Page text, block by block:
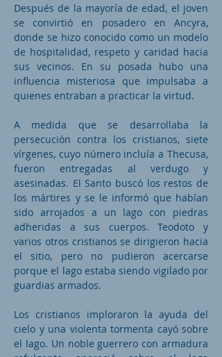
Después de la mayoría de edad, el joven
se convirtió en posadero en Ancyra,
donde se hizo conocido como un modelo
de hospitalidad, respeto y caridad hacia
sus vecinos. En su posada hubo una
influencia misteriosa que impulsaba a
quienes entraban a practicar la virtud.
A medida que se desarrollaba la
persecución contra los cristianos, siete
vírgenes, cuyo número incluía a Thecusa,
fueron entregadas al verdugo y
asesinadas. El Santo buscó los restos de
los mártires y se le informó que habían
sido arrojados a un lago con piedras
adheridas a sus cuerpos. Teodoto y
varios otros cristianos se dirigieron hacia
el sitio, pero no pudieron acercarse
porque el lago estaba siendo vigilado por
guardias armados.
Los cristianos imploraron la ayuda del
cielo y una violenta tormenta cayó sobre
el lago. Un noble guerrero con armadura